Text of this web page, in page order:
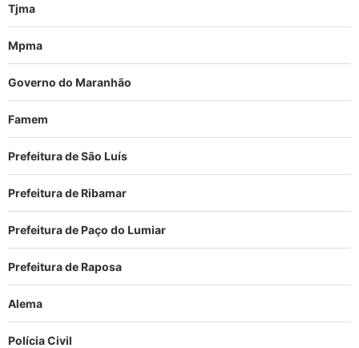
Tjma
Mpma
Governo do Maranhão
Famem
Prefeitura de São Luís
Prefeitura de Ribamar
Prefeitura de Paço do Lumiar
Prefeitura de Raposa
Alema
Polícia Civil